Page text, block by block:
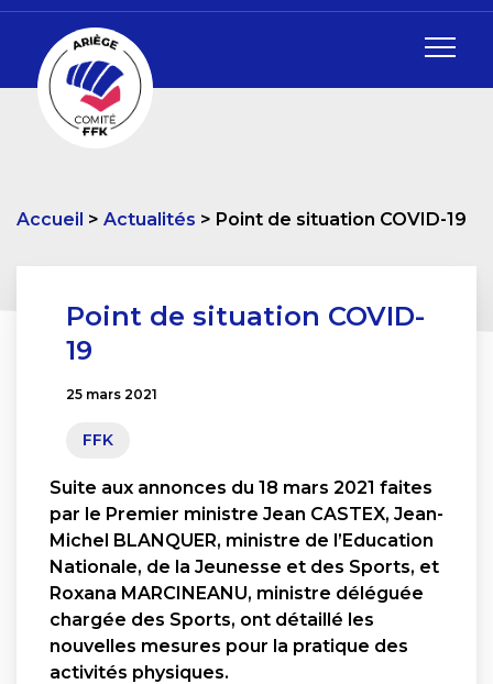
Accueil Actualités Point de situation COVID-19
Point de situation COVID-
19
25 mars 2021
FFK
Suite aux annonces du 18 mars 2021 faites
par le Premier ministre Jean CASTEX, Jean-
Michel BLANQUER, ministre de l’Education
Nationale, de la Jeunesse et des Sports, et
Roxana MARCINEANU, ministre déléguée
chargée des Sports, ont détaillé les
nouvelles mesures pour la pratique des
activités physiques.